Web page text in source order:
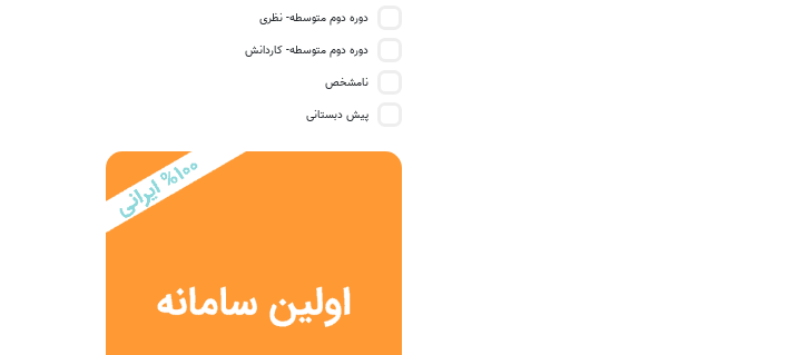
دوره دوم متوسطه- نظری
دوره دوم متوسطه- کاردانش
نامشخص
پیش دبستانی